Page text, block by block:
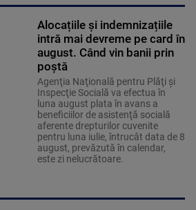
Alocațiile și indemnizațiile
intră mai devreme pe card în
august. Când vin banii prin
poștă
Agenţia Naţională pentru Plăţi şi
Inspecţie Socială va efectua în
luna august plata în avans a
beneficiilor de asistenţă socială
aferente drepturilor cuvenite
pentru luna iulie, întrucât data de 8
august, prevăzută în calendar,
este zi nelucrătoare.